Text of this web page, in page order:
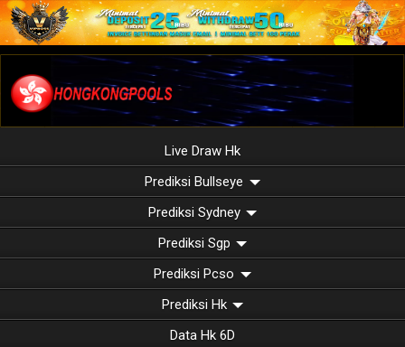
Live Draw Hk
Prediksi Bullseye
Prediksi Sydney
Prediksi Sgp
Prediksi Pcso
Prediksi Hk
Data Hk 6D